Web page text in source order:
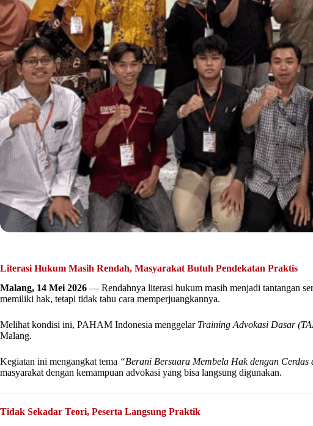
Literasi Hukum Masih Rendah, Masyarakat Butuh Pendekatan Praktis
Malang, 14 Mei 2026 — Rendahnya literasi hukum masih menjadi tantangan
memiliki hak, tetapi tidak tahu cara memperjuangkannya.
Melihat kondisi ini, PAHAM Indonesia menggelar Training Advokasi Dasar
Malang.
Kegiatan ini mengangkat tema “Berani Bersuara Membela Hak dengan Cerdas
masyarakat dengan kemampuan advokasi yang bisa langsung digunakan.
Tidak Sekadar Teori, Peserta Langsung Praktik